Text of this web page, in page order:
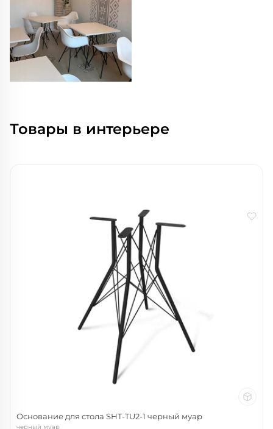
Товары в интерьере
Основание для стола SHT-TU2-1 черный муар
черный муар